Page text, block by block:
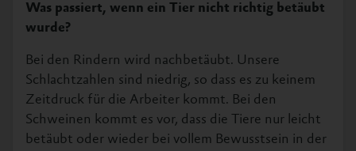
Was passiert, wenn ein Tier nicht richtig betäubt
wurde?
Bei den Rindern wird nachbetäubt. Unsere
Schlachtzahlen sind niedrig, so dass es zu keinem
Zeitdruck für die Arbeiter kommt. Bei den
Schweinen kommt es vor, dass die Tiere nur leicht
betäubt oder wieder bei vollem Bewusstsein in der